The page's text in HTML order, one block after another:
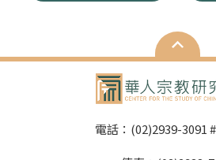
電話：(02)2939-3091